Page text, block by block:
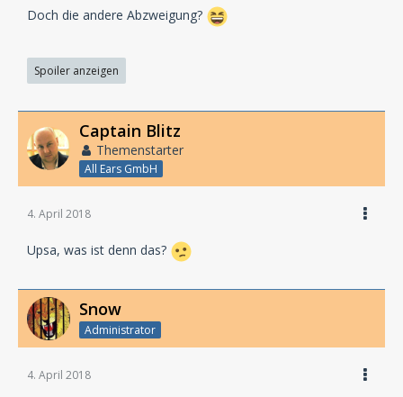
Doch die andere Abzweigung?
Spoiler anzeigen
Captain Blitz
Themenstarter
All Ears GmbH
4. April 2018
Upsa, was ist denn das?
Snow
Administrator
4. April 2018